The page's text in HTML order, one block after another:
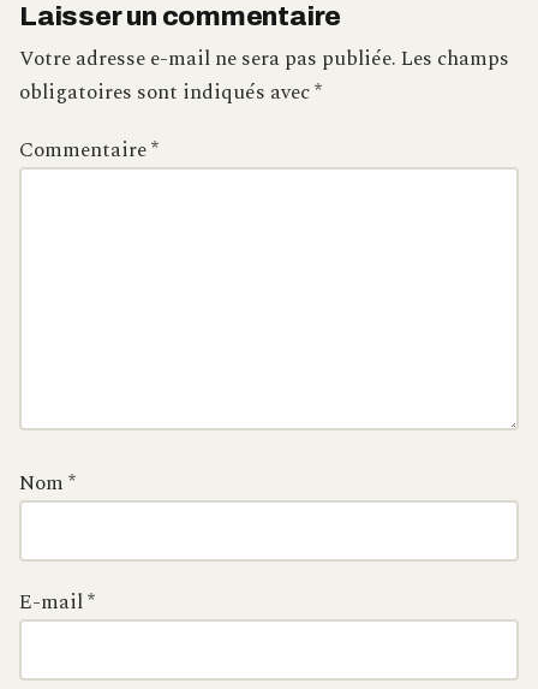
Laisser un commentaire
Votre adresse e-mail ne sera pas publiée.Les champs
obligatoires sont indiqués avec*
Commentaire*
Nom*
E-mail*